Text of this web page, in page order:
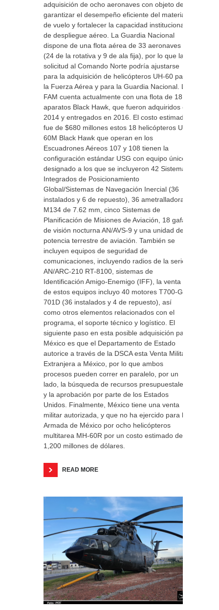
adquisición de ocho aeronaves con objeto de
garantizar el desempeño eficiente del material
de vuelo y fortalecer la capacidad institucional
de despliegue aéreo. La Guardia Nacional
dispone de una flota aérea de 33 aeronaves
(24 de la rotativa y 9 de ala fija), por lo que la
solicitud al Comando Norte podría ajustarse
para la adquisición de helicópteros UH-60 para
la Fuerza Aérea y para la Guardia Nacional. La
FAM cuenta actualmente con una flota de 18
aparatos Black Hawk, que fueron adquiridos en
2014 y entregados en 2016. El costo estimado
fue de $680 millones estos 18 helicópteros UH-
60M Black Hawk que operan en los
Escuadrones Aéreos 107 y 108 tienen la
configuración estándar USG con equipo único
designado a los que se incluyeron 42 Sistemas
Integrados de Posicionamiento
Global/Sistemas de Navegación Inercial (36
instalados y 6 de repuesto), 36 ametralladoras
M134 de 7.62 mm, cinco Sistemas de
Planificación de Misiones de Aviación, 18 gafas
de visión nocturna AN/AVS-9 y una unidad de
potencia terrestre de aviación. También se
incluyen equipos de seguridad de
comunicaciones, incluyendo radios de la serie
AN/ARC-210 RT-8100, sistemas de
Identificación Amigo-Enemigo (IFF), la venta
de estos equipos incluyo 40 motores T700-GE-
701D (36 instalados y 4 de repuesto), así
como otros elementos relacionados con el
programa, el soporte técnico y logístico. El
siguiente paso en esta posible adquisición para
México es que el Departamento de Estado
autorice a través de la DSCA esta Venta Militar
Extranjera a México, por lo que ambos
procesos pueden correr en paralelo, por un
lado, la búsqueda de recursos presupuestales
y la aprobación por parte de los Estados
Unidos. Finalmente, México tiene una venta
militar autorizada, y que no ha ejercido para la
Armada de México por ocho helicópteros
multitarea MH-60R por un costo estimado de
1,200 millones de dólares.
READ MORE